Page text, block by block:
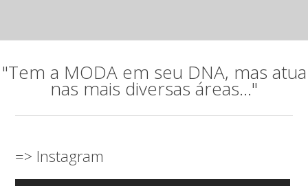
"Tem a MODA em seu DNA, mas atua
nas mais diversas áreas..."
=> Instagram